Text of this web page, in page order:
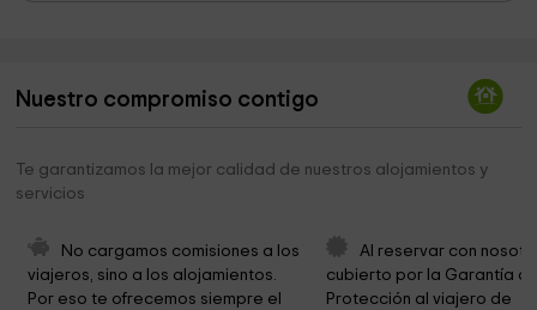
Igrexa de San Fiz de Reimóndez 3,1 km
Ermida Dos Remedios
Igrexa de San Pedro de Froián
Igrexa de Santo Estevo de Reiriz
Nuestro compromiso contigo
Te garantizamos la mejor calidad de nuestros alojamientos y
servicios
No cargamos comisiones a los
viajeros, sino a los alojamientos.
Por eso te ofrecemos siempre el
Al reservar con
cubierto por la Garantía
Protección al viajero de